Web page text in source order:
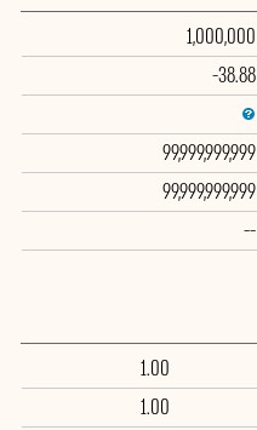
1,000,000
-38.88
99,999,999,999
99,999,999,999
--
1.00
1.00